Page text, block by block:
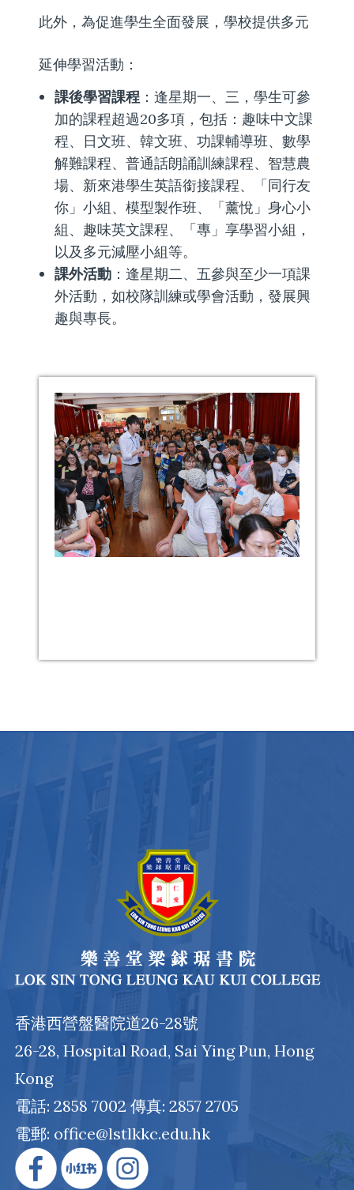
此外，為促進學生全面發展，學校提供多元
延伸學習活動：
課後學習課程：逢星期一、三，學生可參
加的課程超過20多項，包括：趣味中文課
程、日文班、韓文班、功課輔導班、數學
解難課程、普通話朗誦訓練課程、智慧農
場、新來港學生英語銜接課程、「同行友
你」小組、模型製作班、「薰悅」身心小
組、趣味英文課程、「專」享學習小組，
以及多元減壓小組等。
課外活動：逢星期二、五參與至少一項課
外活動，如校隊訓練或學會活動，發展興
趣與專長。
香港西營盤醫院道26-28號
26-28, Hospital Road, Sai Ying Pun, Hong
Kong
電話: 2858 7002 傳真: 2857 2705
電郵: office@lstlkkc.edu.hk